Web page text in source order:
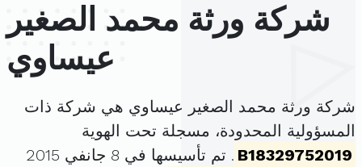
شركة ورثة محمد الصغير
عيساوي
شركة ورثة محمد الصغير عيساوي هي شركة ذات
المسؤولية المحدودة، مسجلة تحت الهوية
B18329752019
. تم تأسيسها في 8 جانفي 2015